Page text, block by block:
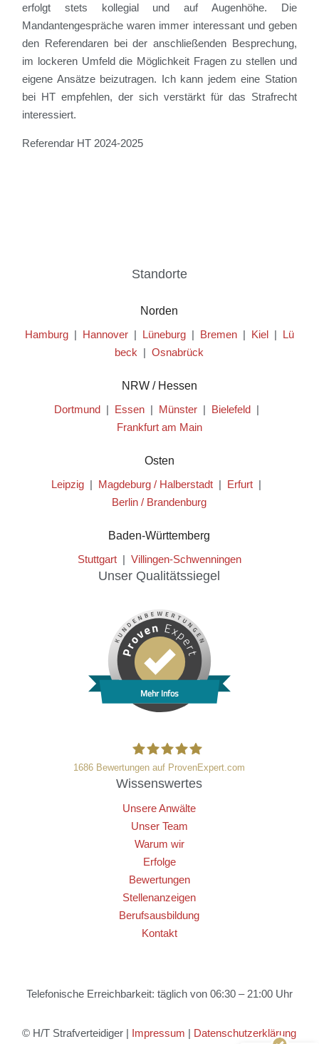
erfolgt stets kollegial und auf Augenhöhe. Die
Mandantengespräche waren immer interessant und geben
den Referendaren bei der anschließenden Besprechung,
im lockeren Umfeld die Möglichkeit Fragen zu stellen und
eigene Ansätze beizutragen. Ich kann jedemeine Station
bei HT empfehlen, der sich verstärkt für das Strafrecht
interessiert.
Referendar HT 2024-2025
Standorte
Norden
Hamburg | Hannover | Lüneburg | Bremen | Kiel | Lü
beck | Osnabrück
NRW / Hessen
Dortmund | Essen | Münster | Bielefeld |
Frankfurt am Main
Osten
Leipzig | Magdeburg / Halberstadt | Erfurt |
Berlin / Brandenburg
Baden-Württemberg
Stuttgart | Villingen-Schwenningen
Unser Qualitätssiegel
Mehr Infos
HT Strafverteidiger
1686 Bewertungen auf ProvenExpert.com
Wissenswertes
Unsere Anwälte
Unser Team
Warum wir
Erfolge
Bewertungen
Stellenanzeigen
Berufsausbildung
Kontakt
Telefonische Erreichbarkeit: täglich von 06:30 – 21:00 Uhr
© H/T Strafverteidiger | Impressum | Datenschutzerklärung
100%
SEHR GUT
4,99 / 5,00